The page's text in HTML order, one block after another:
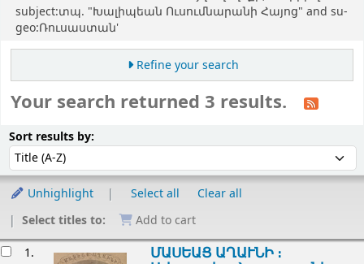
subject:տպ. "Խալիպեան Ուսումնարանի Հայոց" and su-
geo:Ռուսաստան'
Refine your search
Your search returned 3 results.
Sort results by:
Unhighlight Select all
Clear all
Select titles to:
Add to cart
1. ՄԱՍԵԱՑ ԱՂԱՒՆԻ ։